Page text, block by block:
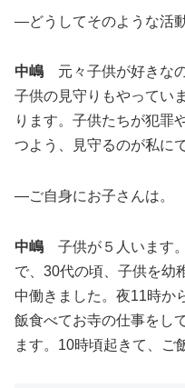
―どうしてそのような活動
中嶋 元々子供が好きな
子供の見守りもやってい
ります。子供たちが犯罪
つよう、見守るのが私に
―ご自身にお子さんは。
中嶋 子供が５人います
で、30代の頃、子供を幼
中働きました。夜11時か
飯食べてお寺の仕事をし
ます。10時頃起きて、ご